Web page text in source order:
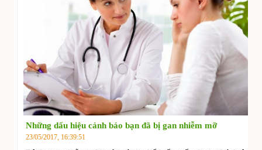
Những dấu hiệu cảnh báo bạn đã bị gan nhiễm mỡ
23/05/2017, 16:39:51